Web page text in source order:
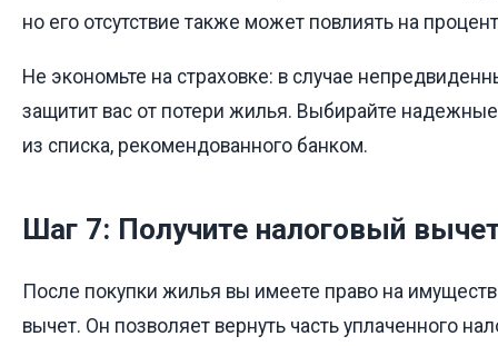
но его отсутствие также может повлиять на
Не экономьте на страховке: в случае
защитит вас от потери жилья. Выбирайте
из списка, рекомендованного банком.
Шаг 7: Получите налоговый
После покупки жилья вы имеете право на
вычет. Он позволяет вернуть часть уплаченного